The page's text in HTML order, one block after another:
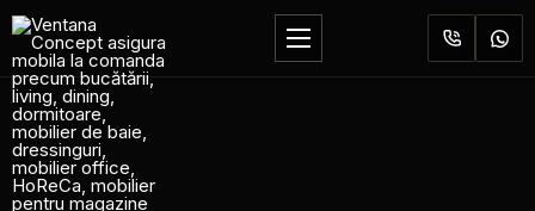
Sari
conținut
Deschide